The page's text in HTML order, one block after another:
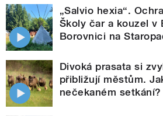
„Salvio hexia“.
Školy čar a kouzel v
Borovnici na
Divoká prasata si
přibližují městům.
nečekaném setkání?